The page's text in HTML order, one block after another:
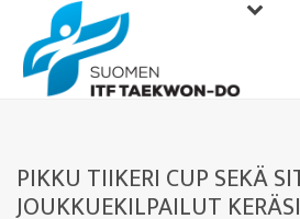
PIKKU TIIKERI CUP SEKÄ
JOUKKUEKILPAILUT